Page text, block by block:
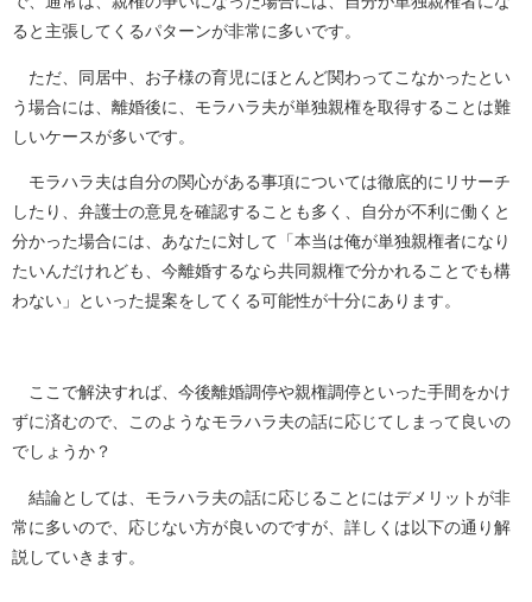
ると主張してくるパターンが非常に多いです。
ただ、同居中、お子様の育児にほとんど関わってこなかったとい
う場合には、離婚後に、モラハラ夫が単独親権を取得することは難
しいケースが多いです。
モラハラ夫は自分の関心がある事項については徹底的にリサーチ
したり、弁護士の意見を確認することも多く、自分が不利に働くと
分かった場合には、あなたに対して「本当は俺が単独親権者になり
たいんだけれども、今離婚するなら共同親権で分かれることでも構
わない」といった提案をしてくる可能性が十分にあります。
ここで解決すれば、今後離婚調停や親権調停といった手間をかけ
ずに済むので、このようなモラハラ夫の話に応じてしまって良いの
でしょうか？
結論としては、モラハラ夫の話に応じることにはデメリットが非
常に多いので、応じない方が良いのですが、詳しくは以下の通り解
説していきます。